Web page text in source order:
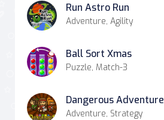
Run Astro Run
Adventure, Agility
Ball Sort Xmas
Puzzle, Match-3
Dangerous Adventure
Adventure, Strategy